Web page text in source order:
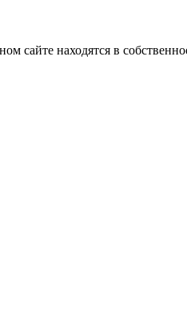
сайте находятся в